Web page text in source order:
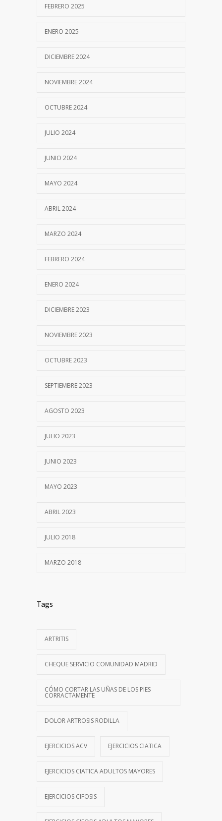
FEBRERO 2025
ENERO 2025
DICIEMBRE 2024
NOVIEMBRE 2024
OCTUBRE 2024
JULIO 2024
JUNIO 2024
MAYO 2024
ABRIL 2024
MARZO 2024
FEBRERO 2024
ENERO 2024
DICIEMBRE 2023
NOVIEMBRE 2023
OCTUBRE 2023
SEPTIEMBRE 2023
AGOSTO 2023
JULIO 2023
JUNIO 2023
MAYO 2023
ABRIL 2023
JULIO 2018
MARZO 2018
Tags
ARTRITIS
CHEQUE SERVICIO COMUNIDAD MADRID
CÓMO CORTAR LAS UÑAS DE LOS PIES
CORRACTAMENTE
DOLOR ARTROSIS RODILLA
EJERCICIOS ACV EJERCICIOS CIATICA
EJERCICIOS CIATICA ADULTOS MAYORES
EJERCICIOS CIFOSIS